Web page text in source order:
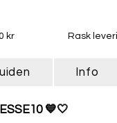
kr Rask
Info
💙🤍